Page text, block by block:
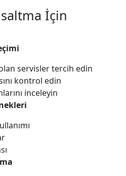
İçin
servisler tercih edin
kontrol edin
inceleyin